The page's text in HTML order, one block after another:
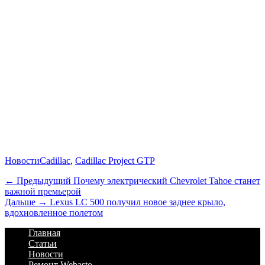
Категории
НовостиТеги
Cadillac, Cadillac Project GTP
Навигация
по
записям
← Предыдущий Предыдущий
Почему электрический Chevrolet Tahoe станет
важной премьерой
Дальше → Дальше:
Lexus LC 500 получил новое заднее крыло,
вдохновленное полетом
Footer
Menu
Перейти
содержимому
Главная
Статьи
Новости